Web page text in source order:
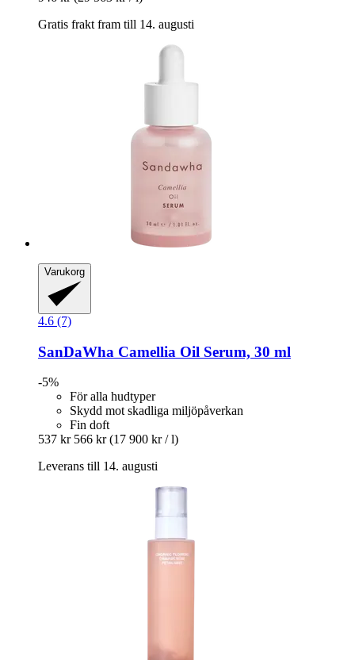
Gratis frakt fram till 14. augusti
Varukorg
4.6 (7)
SanDaWha Camellia Oil Serum, 30 ml
-5%
För alla hudtyper
Skydd mot skadliga miljöpåverkan
Fin doft
537 kr 566 kr (17 900 kr / l)
Leverans till 14. augusti